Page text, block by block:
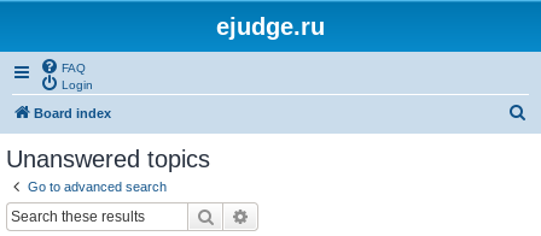
ejudge.ru
FAQ
Login
Board index
Unanswered topics
Go to advanced search
Search